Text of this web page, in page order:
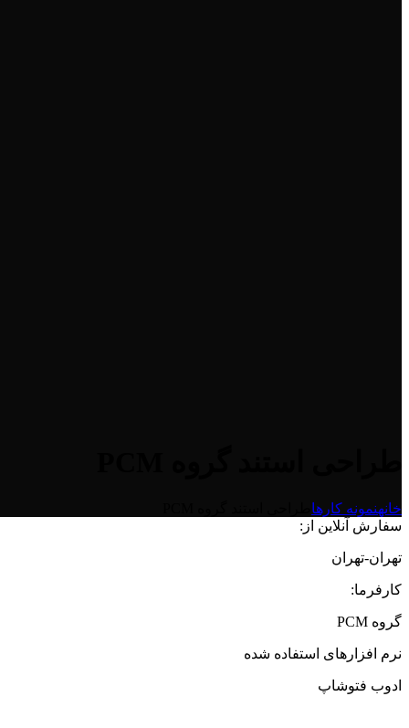
خانهنمونه کارها
سفارش آنلاین از:
تهران-تهران
کارفرما:
گروه PCM
نرم افزارهای استفاده شده
ادوب فتوشاپ